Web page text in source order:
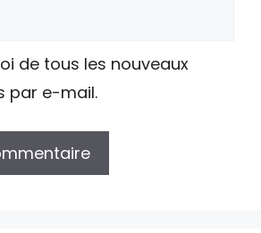
de tous les nouveaux
par e-mail.